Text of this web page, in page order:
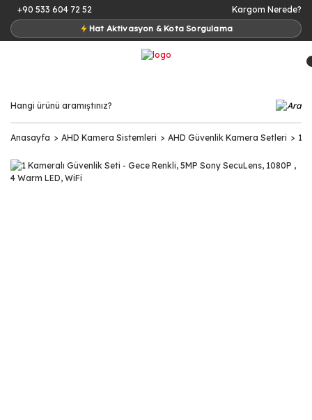
+90 533 604 72 52
Hat Aktivasyon & Kota Sorgulama
Kargom Nerede?
Anasayfa AHD Kamera Sistemleri AHD Güvenlik Kamera Setleri 1